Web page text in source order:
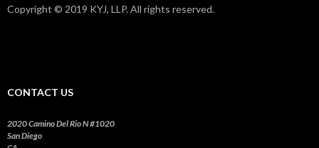
Copyright © 2019 KYJ, LLP. All rights reserved.
CONTACT US
2020 Camino Del Rio N #1020
San Diego